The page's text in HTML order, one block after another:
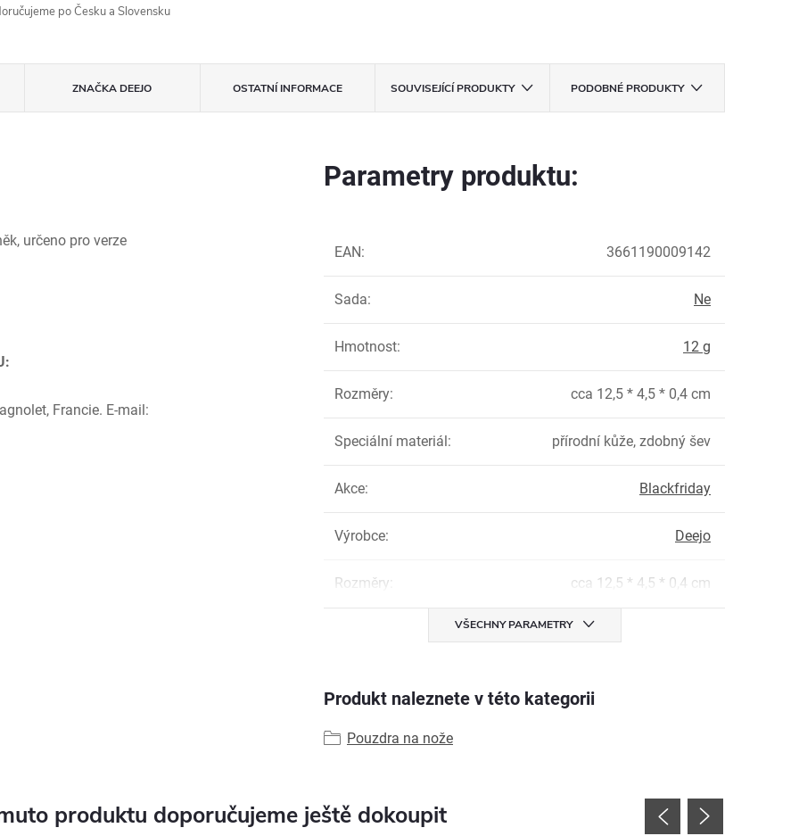
po Česku a Slovensku
ZNAČKA DEEJO OSTATNÍ INFORMACE SOUVISEJÍCÍ PRODUKTY PODOBNÉ PRODUKTY
určeno pro verze
Francie. E-mail:
Parametry produktu:
EAN: 3661190009142
Sada: Ne
Hmotnost: 12 g
Rozměry: cca 12,5 * 4,5 * 0,4 cm
Speciální materiál: přírodní kůže, zdobný šev
Akce: Blackfriday
Výrobce: Deejo
Rozměry: cca 12,5 * 4,5 * 0,4 cm
VŠECHNY PARAMETRY
Produkt naleznete v této kategorii
Pouzdra na nože
produktu doporučujeme ještě dokoupit